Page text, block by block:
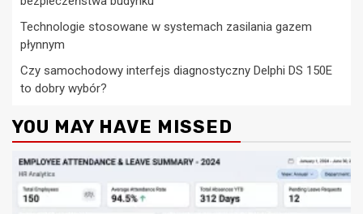
Technologie stosowane w systemach zasilania gazem
płynnym
Czy samochodowy interfejs diagnostyczny Delphi DS 150E
to dobry wybór?
YOU MAY HAVE MISSED